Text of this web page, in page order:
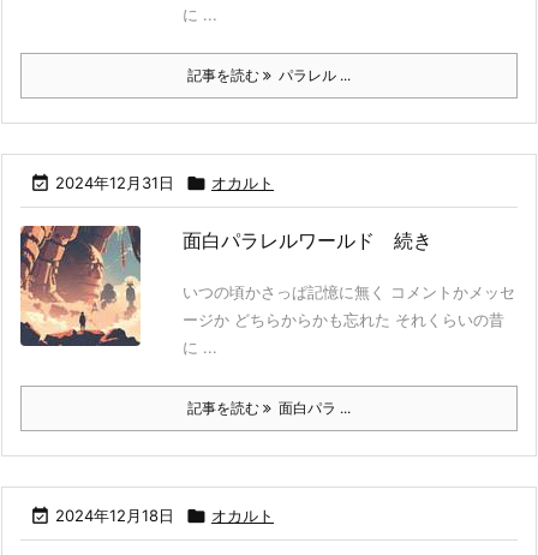
に ...
記事を読む パラレル ...
 2024年12月31日  オカルト
面白パラレルワールド 続き
いつの頃かさっぱ記憶に無く コメントかメッセ
ージか どちらからかも忘れた それくらいの昔
に ...
記事を読む 面白パラ ...
 2024年12月18日  オカルト